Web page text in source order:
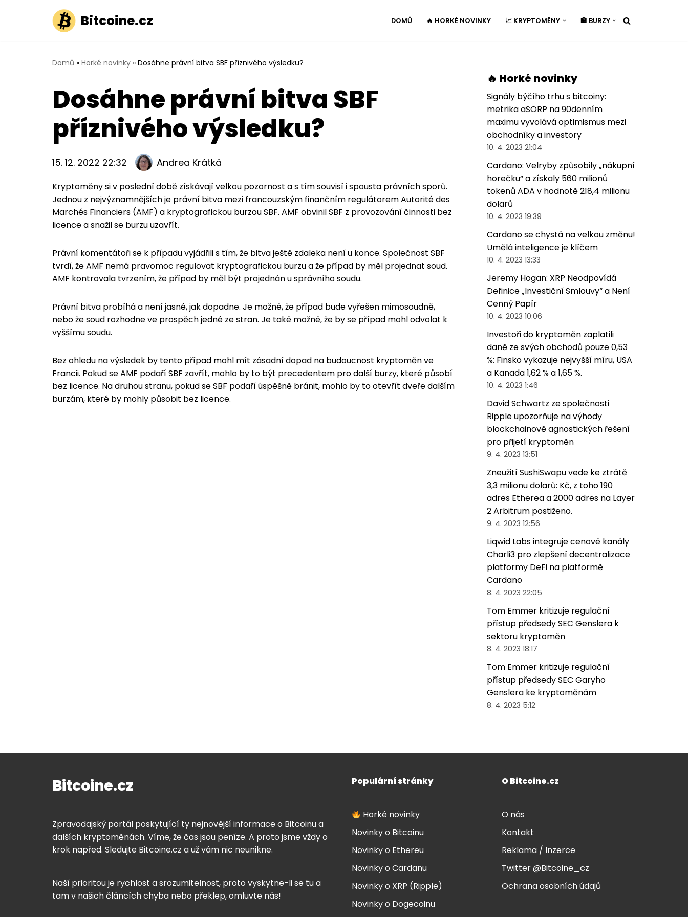
Bitcoine.cz DOMŮ 🔥 HORKÉ NOVINKY 📈 KRYPTOMĚNY 🏦 BURZY
Domů » Horké novinky » Dosáhne právní bitva SBF příznivého výsledku?
Dosáhne právní bitva SBF
příznivého výsledku?
15. 12. 2022 22:32 Andrea Krátká
Kryptoměny si v poslední době získávají velkou pozornost a s tím souvisí i spousta právních sporů.
Jednou z nejvýznamnějších je právní bitva mezi francouzským finančním regulátorem Autorité des
Marchés Financiers (AMF) a kryptografickou burzou SBF. AMF obvinil SBF z provozování činnosti bez
licence a snažil se burzu uzavřít.
Právní komentátoři se k případu vyjádřili s tím, že bitva ještě zdaleka není u konce. Společnost SBF
tvrdí, že AMF nemá pravomoc regulovat kryptografickou burzu a že případ by měl projednat soud.
AMF kontrovala tvrzením, že případ by měl být projednán u správního soudu.
Právní bitva probíhá a není jasné, jak dopadne. Je možné, že případ bude vyřešen mimosoudně,
nebo že soud rozhodne ve prospěch jedné ze stran. Je také možné, že by se případ mohl odvolat k
vyššímu soudu.
Bez ohledu na výsledek by tento případ mohl mít zásadní dopad na budoucnost kryptoměn ve
Francii. Pokud se AMF podaří SBF zavřít, mohlo by to být precedentem pro další burzy, které působí
bez licence. Na druhou stranu, pokud se SBF podaří úspěšně bránit, mohlo by to otevřít dveře dalším
burzám, které by mohly působit bez licence.
🔥 Horké novinky
Signály býčího trhu s bitcoiny:
metrika aSORP na 90denním
maximu vyvolává optimismus mezi
obchodníky a investory
10. 4. 2023 21:04
Cardano: Velryby způsobily „nákupní
horečku“ a získaly 560 milionů
tokenů ADA v hodnotě 218,4 milionu
dolarů
10. 4. 2023 19:39
Cardano se chystá na velkou změnu!
Umělá inteligence je klíčem
10. 4. 2023 13:33
Jeremy Hogan: XRP Neodpovídá
Definice „Investiční Smlouvy“ a Není
Cenný Papír
10. 4. 2023 10:06
Investoři do kryptoměn zaplatili
daně ze svých obchodů pouze 0,53
%: Finsko vykazuje nejvyšší míru, USA
a Kanada 1,62 % a 1,65 %.
10. 4. 2023 1:46
David Schwartz ze společnosti
Ripple upozorňuje na výhody
blockchainově agnostických řešení
pro přijetí kryptoměn
9. 4. 2023 13:51
Zneužití SushiSwapu vede ke ztrátě
3,3 milionu dolarů: Kč, z toho 190
adres Etherea a 2000 adres na Layer
2 Arbitrum postiženo.
9. 4. 2023 12:56
Liqwid Labs integruje cenové kanály
Charli3 pro zlepšení decentralizace
platformy DeFi na platformě
Cardano
8. 4. 2023 22:05
Tom Emmer kritizuje regulační
přístup předsedy SEC Genslera k
sektoru kryptoměn
8. 4. 2023 18:17
Tom Emmer kritizuje regulační
přístup předsedy SEC Garyho
Genslera ke kryptoměnám
8. 4. 2023 5:12
Bitcoine.cz
Zpravodajský portál poskytující ty nejnovější informace o Bitcoinu a
dalších kryptoměnách. Víme, že čas jsou peníze. A proto jsme vždy o
krok napřed. Sledujte Bitcoine.cz a už vám nic neunikne.
Naší prioritou je rychlost a srozumitelnost, proto vyskytne-li se tu a
tam v našich článcích chyba nebo překlep, omluvte nás!
Populární stránky
Horké novinky
Novinky o Bitcoinu
Novinky o Ethereu
Novinky o Cardanu
Novinky o XRP (Ripple)
Novinky o Dogecoinu
O Bitcoine.cz
O nás
Kontakt
Reklama / Inzerce
Twitter @Bitcoine_cz
Ochrana osobních údajů